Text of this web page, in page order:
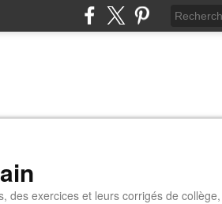
des exercices et leurs corrigés de collège,